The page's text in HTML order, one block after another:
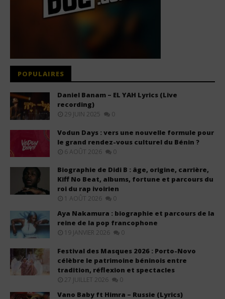
POPULAIRES
Daniel Banam – EL YAH Lyrics (Live
recording)
29 JUIN 2025 0
Vodun Days : vers une nouvelle formule pour
le grand rendez-vous culturel du Bénin ?
6 AOÛT 2026 0
Biographie de Didi B : âge, origine, carrière,
Kiff No Beat, albums, fortune et parcours du
roi du rap ivoirien
1 AOÛT 2026 0
Aya Nakamura : biographie et parcours de la
reine de la pop francophone
19 JANVIER 2026 0
Festival des Masques 2026 : Porto-Novo
célèbre le patrimoine béninois entre
tradition, réflexion et spectacles
27 JUILLET 2026 0
Vano Baby ft Himra – Russie (Lyrics)